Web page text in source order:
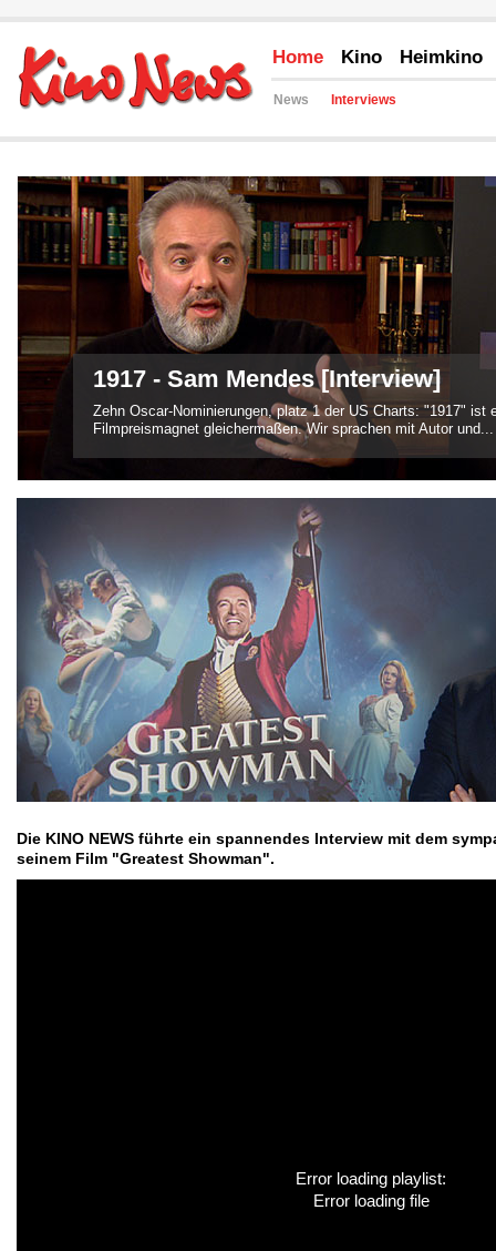
Home Kino Heimkino
News Interviews
1917 - Sam Mendes [Interview]
Zehn Oscar-Nominierungen, platz 1 der US Charts: "1917" ist
Filmpreismagnet gleichermaßen. Wir sprachen mit Autor und...
Die KINO NEWS führte ein spannendes Interview mit dem
seinem Film "Greatest Showman".
Error loading playlist:
Error loading file